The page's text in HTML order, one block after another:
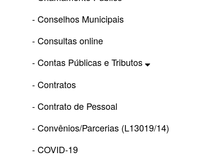
- Conselhos Municipais
- Consultas online
- Contas Públicas e Tributos
- Contratos
- Contrato de Pessoal
- Convênios/Parcerias (L13019/14)
- COVID-19